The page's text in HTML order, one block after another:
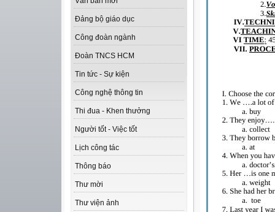
Đảng bộ giáo dục
Công đoàn ngành
Đoàn TNCS HCM
Tin tức - Sự kiện
Công nghệ thông tin
Thi đua - Khen thưởng
Người tốt - Việc tốt
Lịch công tác
Thông báo
Thư mời
Thư viện ảnh